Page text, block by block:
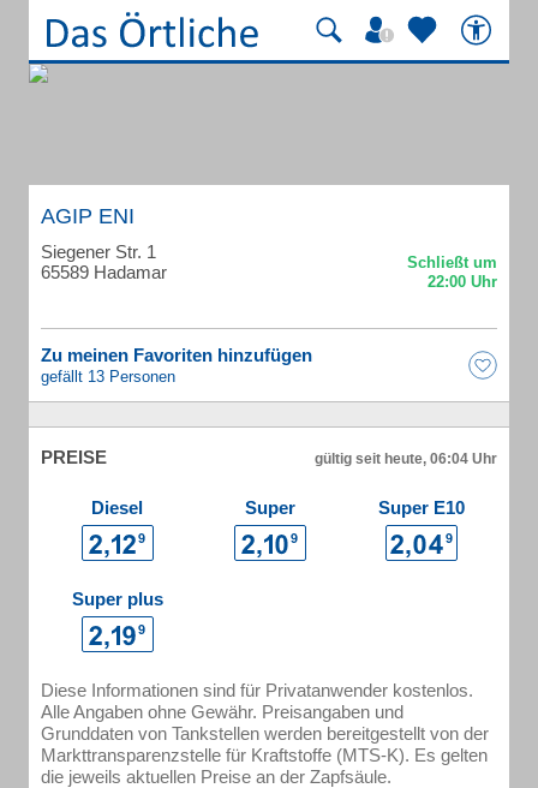
AGIP ENI
Siegener Str. 1
65589 Hadamar
Zu meinen Favoriten hinzufügen
gefällt 13 Personen
PREISE gültig seit heute, 06:04 Uhr
Diesel Super Super E10
Super plus
Diese Informationen sind für Privatanwender kostenlos.
Alle Angaben ohne Gewähr. Preisangaben und
Grunddaten von Tankstellen werden bereitgestellt von der
Markttransparenzstelle für Kraftstoffe (MTS-K). Es gelten
die jeweils aktuellen Preise an der Zapfsäule.